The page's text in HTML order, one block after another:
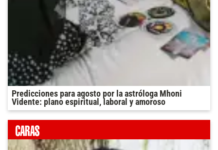
Predicciones para agosto por la astróloga Mhoni
Vidente: plano espiritual, laboral y amoroso